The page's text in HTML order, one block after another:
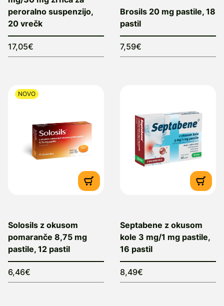
peroralno suspenzijo,
20 vrečk
17,05€
Brosils 20 mg pastile, 18
pastil
7,59€
NOVO
Solosils z okusom
pomaranče 8,75 mg
pastile, 12 pastil
6,46€
Septabene z okusom
kole 3 mg/1 mg pastile,
16 pastil
8,49€